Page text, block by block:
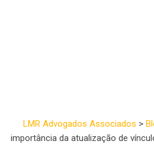
LMR Advogados Associados >
importância da atualização de